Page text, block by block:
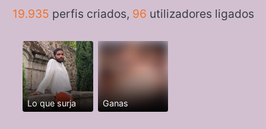
19.935 perfis criados, 96 utilizadores ligados
Lo que surja Ganas